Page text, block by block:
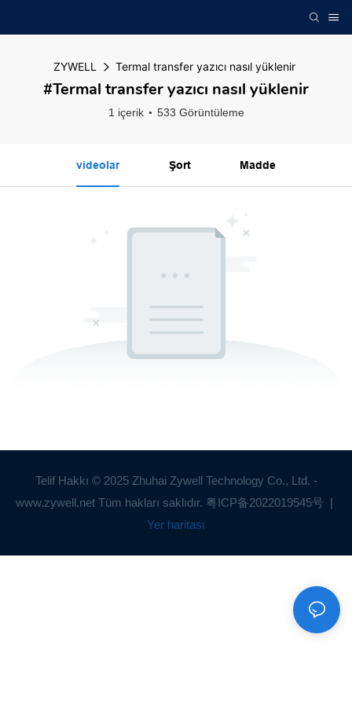
ZYWELL Termal transfer yazıcı nasıl yüklenir
#Termal transfer yazıcı nasıl yüklenir
1 içerik 533 Görüntüleme
videolar Şort Madde
Telif Hakkı © 2025 Zhuhai Zywell Technology Co., Ltd. -
www.zywell.net Tüm hakları saklıdır. 粤ICP备2022019545号 |
Yer haritası